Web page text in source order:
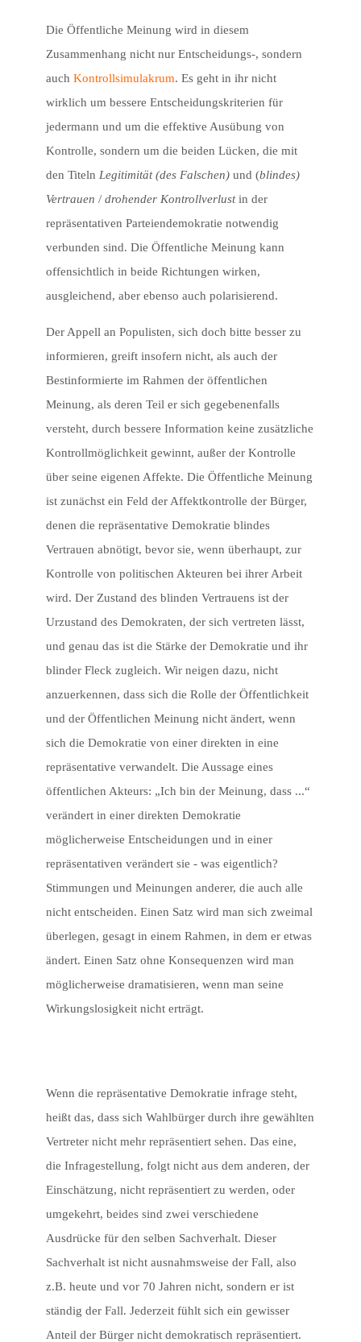
Die Öffentliche Meinung wird in diesem
Zusammenhang nicht nur Entscheidungs-, sondern
auchKontrollsimulakrum. Es geht in ihr nicht
wirklich um bessere Entscheidungskriterien für
jedermann und um die effektive Ausübung von
Kontrolle, sondern um die beiden Lücken, die mit
den Titeln Legitimität (des Falschen) und (blindes)
Vertrauen / drohender Kontrollverlustin der
repräsentativen Parteiendemokratie notwendig
verbunden sind. Die Öffentliche Meinung kann
offensichtlich in beide Richtungen wirken,
ausgleichend, aber ebenso auch polarisierend.
Der Appell an Populisten, sich doch bitte besser zu
informieren, greift insofern nicht, als auch der
Bestinformierte im Rahmen der öffentlichen
Meinung, als deren Teil er sich gegebenenfalls
versteht, durch bessere Information keine zusätzliche
Kontrollmöglichkeit gewinnt, außer der Kontrolle
über seine eigenen Affekte. Die Öffentliche Meinung
ist zunächst ein Feld der Affektkontrolle der Bürger,
denen die repräsentative Demokratie blindes
Vertrauen abnötigt, bevor sie, wenn überhaupt, zur
Kontrolle von politischen Akteuren bei ihrer Arbeit
wird. Der Zustand des blinden Vertrauens ist der
Urzustand des Demokraten, der sich vertreten lässt,
und genau das ist die Stärke der Demokratie und ihr
blinder Fleck zugleich. Wir neigen dazu, nicht
anzuerkennen, dass sich die Rolle der Öffentlichkeit
und der Öffentlichen Meinung nicht ändert, wenn
sich die Demokratie von einer direkten in eine
repräsentative verwandelt. Die Aussage eines
öffentlichen Akteurs: „Ich bin der Meinung, dass ...“
verändert in einer direkten Demokratie
möglicherweise Entscheidungen und in einer
repräsentativen verändert sie - was eigentlich?
Stimmungen und Meinungen anderer, die auch alle
nicht entscheiden. Einen Satz wird man sich zweimal
überlegen, gesagt in einem Rahmen, in dem er etwas
ändert. Einen Satz ohne Konsequenzen wird man
möglicherweise dramatisieren, wenn man seine
Wirkungslosigkeit nicht erträgt.
Wenn die repräsentative Demokratie infrage steht,
heißt das, dass sich Wahlbürger durch ihre gewählten
Vertreter nicht mehr repräsentiert sehen. Das eine,
die Infragestellung, folgt nicht aus dem anderen, der
Einschätzung, nicht repräsentiert zu werden, oder
umgekehrt, beides sind zwei verschiedene
Ausdrücke für den selben Sachverhalt. Dieser
Sachverhalt ist nicht ausnahmsweise der Fall, also
z.B. heute und vor 70 Jahren nicht, sondern er ist
ständig der Fall. Jederzeit fühlt sich ein gewisser
Anteil der Bürger nicht demokratisch repräsentiert.